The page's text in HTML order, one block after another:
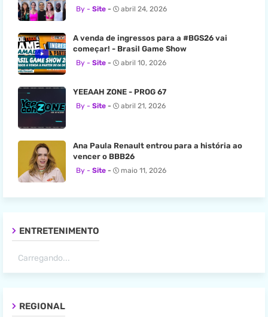
Site abril 24, 2026
A venda de ingressos para a #BGS26 vai
começar! - Brasil Game Show
Site abril 10, 2026
YEEAAH ZONE - PROG 67
Site abril 21, 2026
Ana Paula Renault entrou para a história ao
vencer o BBB26
Site maio 11, 2026
ENTRETENIMENTO
Carregando...
REGIONAL